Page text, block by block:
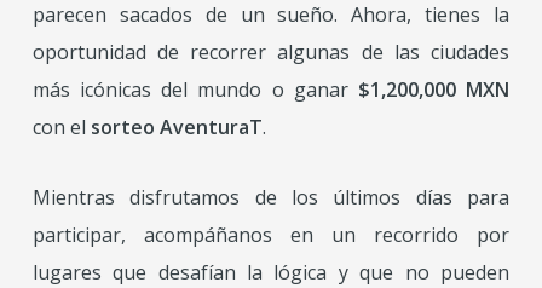
parecen sacados de un sueño. Ahora, tienes la
oportunidad de recorrer algunas de las ciudades
más icónicas del mundo o ganar $1,200,000 MXN
con el sorteo AventuraT.
Mientras disfrutamos de los últimos días para
participar, acompáñanos en un recorrido por
lugares que desafían la lógica y que no pueden